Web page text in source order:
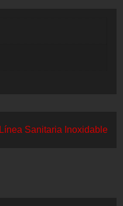
Línea Sanitaria Inoxidable